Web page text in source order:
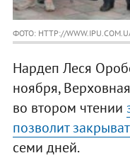
ФОТО: HTTP://
Нардеп Леся
ноября,
во втором чтении
позволит
семи дней.